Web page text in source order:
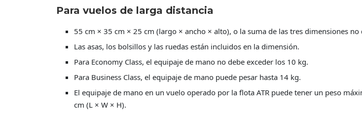
Para vuelos de larga distancia
55 cm × 35 cm × 25 cm (largo × ancho × alto), o la suma de las tres dimensiones
Las asas, los bolsillos y las ruedas están incluidos en la dimensión.
Para Economy Class, el equipaje de mano no debe exceder los 10 kg.
Para Business Class, el equipaje de mano puede pesar hasta 14 kg.
El equipaje de mano en un vuelo operado por la flota ATR puede tener un peso
cm (L × W × H).